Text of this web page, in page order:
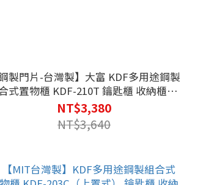
鋼製門片-台灣製】大富 KDF多用途鋼製
式置物櫃 KDF-210T 鑰匙櫃 收納櫃 置
鑰匙鎖 可改密碼鎖
NT$3,380
NT$3,640